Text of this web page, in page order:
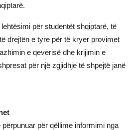
për studentët shqiptarë, të
drejtën e tyre për të kryer provimet
e qeverisë dhe krijimin e
për një zgjidhje të shpejtë janë
për qëllime informimi nga